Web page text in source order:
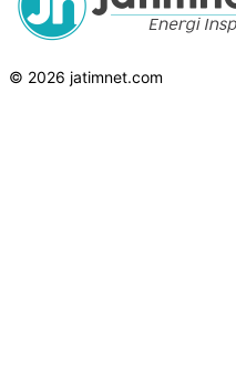
© 2026 jatimnet.com